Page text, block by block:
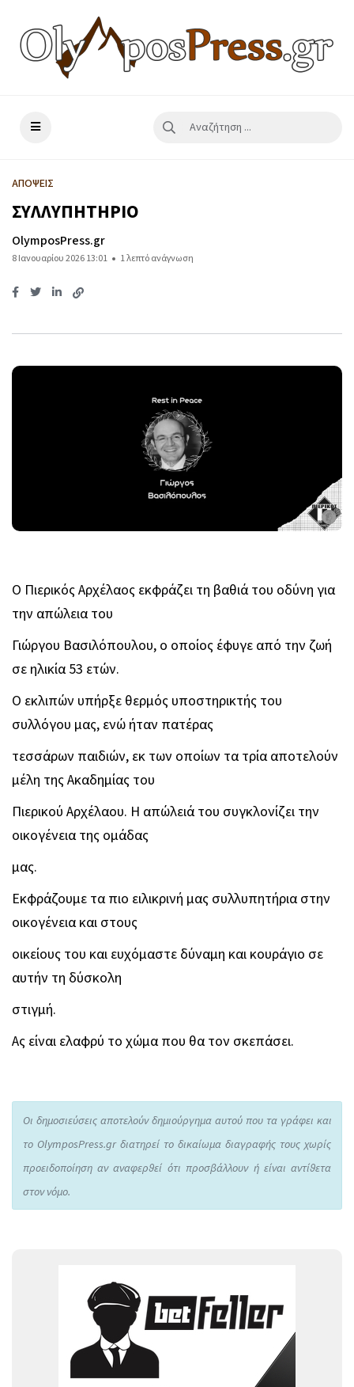
ΑΠΟΨΕΙΣ
ΣΥΛΛΥΠΗΤΗΡΙΟ
OlymposPress.gr
8 Ιανουαρίου 2026 13:01 1 λεπτό ανάγνωση
Ο Πιερικός Αρχέλαος εκφράζει τη βαθιά του οδύνη για
την απώλεια του
Γιώργου Βασιλόπουλου, ο οποίος έφυγε από την ζωή
σε ηλικία 53 ετών.
Ο εκλιπών υπήρξε θερμός υποστηρικτής του
συλλόγου μας, ενώ ήταν πατέρας
τεσσάρων παιδιών, εκ των οποίων τα τρία αποτελούν
μέλη της Ακαδημίας του
Πιερικού Αρχέλαου. Η απώλειά του συγκλονίζει την
οικογένεια της ομάδας
μας.
Εκφράζουμε τα πιο ειλικρινή μας συλλυπητήρια στην
οικογένεια και στους
οικείους του και ευχόμαστε δύναμη και κουράγιο σε
αυτήν τη δύσκολη
στιγμή.
Ας είναι ελαφρύ το χώμα που θα τον σκεπάσει.
Οι δημοσιεύσεις αποτελούν δημιούργημα αυτού που τα γράφει και
το OlymposPress.gr διατηρεί το δικαίωμα διαγραφής τους χωρίς
προειδοποίηση αν αναφερθεί ότι προσβάλλουν ή είναι αντίθετα
στον νόμο.